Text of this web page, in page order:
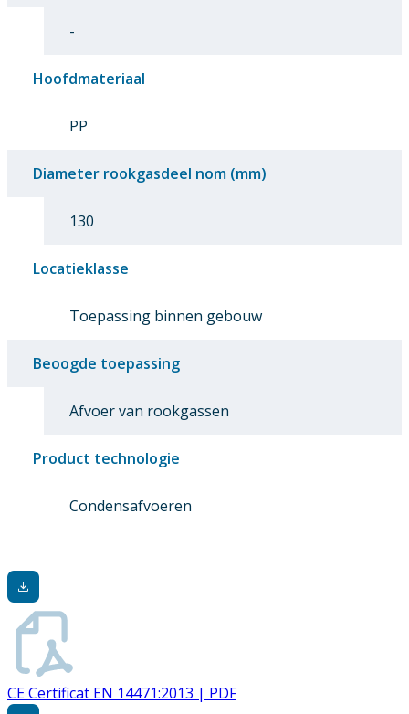
-
Hoofdmateriaal
PP
Diameter rookgasdeel nom (mm)
130
Locatieklasse
Toepassing binnen gebouw
Beoogde toepassing
Afvoer van rookgassen
Product technologie
Condensafvoeren
CE Certificat EN 14471:2013 | PDF